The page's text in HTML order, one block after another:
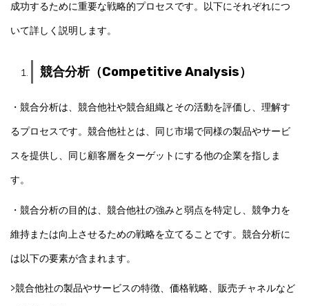
成功するために重要な戦略的プロセスです。以下にそれぞれにつ
いて詳しく説明します。
競合分析（Competitive Analysis）
・競合分析は、競合他社や競合組織とその活動を評価し、理解す
るプロセスです。競合他社とは、同じ市場で同様の製品やサービ
スを提供し、同じ顧客層をターゲットにする他の企業を指しま
す。
・競合分析の目的は、競合他社の強みと弱点を特定し、競争力を
維持または向上させるための戦略を立てることです。競合分析に
は以下の要素が含まれます。
>競合他社の製品やサービスの特徴、価格戦略、販売チャネルなど